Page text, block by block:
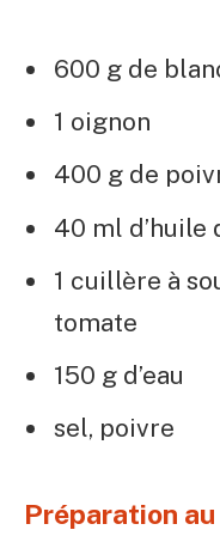
600 g de
1 oignon
400 g de
40 ml d’huile
1 cuillère à
tomate
150 g d’eau
sel, poivre
Préparation